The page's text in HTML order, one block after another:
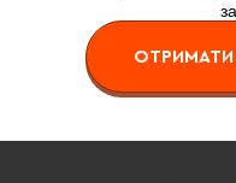
ОТРИМАТИ